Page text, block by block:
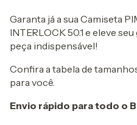
Garanta já a sua Camiseta
INTERLOCK 50.1 e eleve
peça indispensável!
Confira a tabela de
para você.
Envio rápido para todo o